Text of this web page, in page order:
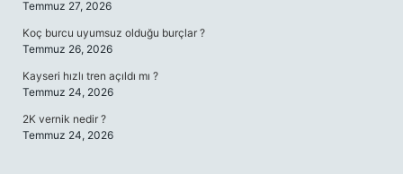
Temmuz 27, 2026
Koç burcu uyumsuz olduğu burçlar ?
Temmuz 26, 2026
Kayseri hızlı tren açıldı mı ?
Temmuz 24, 2026
2K vernik nedir ?
Temmuz 24, 2026